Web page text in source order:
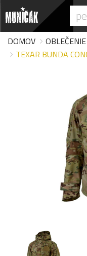
DOMOV
OBLEČENIE
TEXAR BUNDA